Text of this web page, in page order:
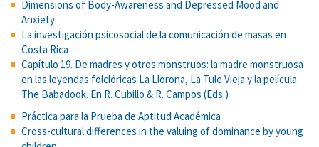
Dimensions of Body-Awareness and Depressed Mood and
Anxiety
La investigación psicosocial de la comunicación de masas en
Costa Rica
Capítulo 19. De madres y otros monstruos: la madre monstruosa
en las leyendas folclóricas La Llorona, La Tule Vieja y la película
The Babadook. En R. Cubillo & R. Campos (Eds.)
Práctica para la Prueba de Aptitud Académica
Cross-cultural differences in the valuing of dominance by young